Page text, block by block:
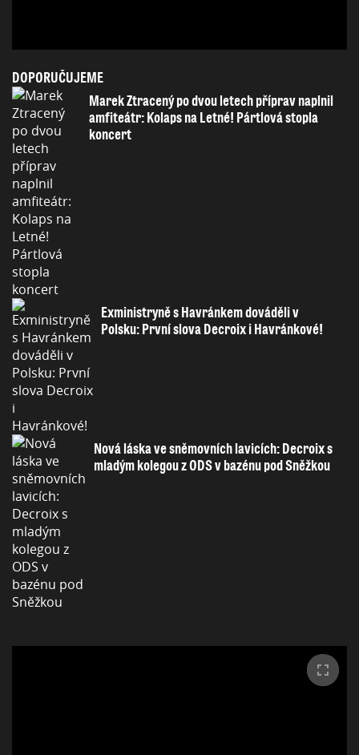
DOPORUČUJEME
Marek Ztracený po dvou letech příprav naplnil
amfiteátr: Kolaps na Letné! Pártlová stopla
koncert
Exministryně s Havránkem dováděli v
Polsku: První slova Decroix i Havránkové!
Nová láska ve sněmovních lavicích: Decroix s
mladým kolegou z ODS v bazénu pod Sněžkou